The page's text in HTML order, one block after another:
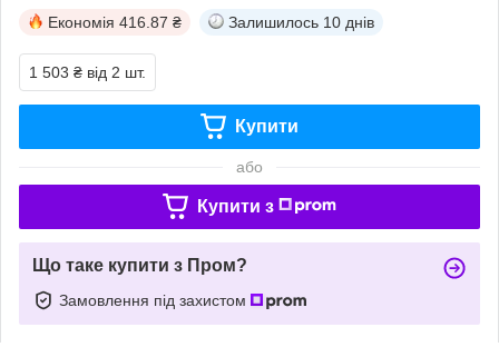
Економія 416.87 ₴ Залишилось 10 днів
1 503 ₴ від 2 шт.
Купити
або
Купити з
Що таке купити з Пром?
Замовлення під захистом